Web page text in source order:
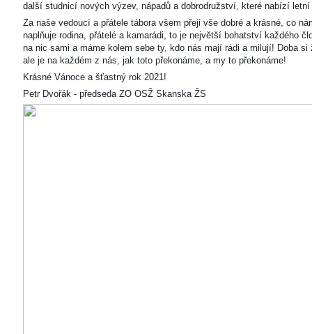
další studnicí nových výzev, nápadů a dobrodružství, které nabízí letní
Za naše vedoucí a přátele tábora všem přeji vše dobré a krásné, co
naplňuje rodina, přátelé a kamarádi, to je největší bohatství každého
na nic sami a máme kolem sebe ty, kdo nás mají rádi a milují! Doba
ale je na každém z nás, jak toto překonáme, a my to překonáme!
Krásné Vánoce a šťastný rok 2021!
Petr Dvořák - předseda ZO OSŽ Skanska ŽS